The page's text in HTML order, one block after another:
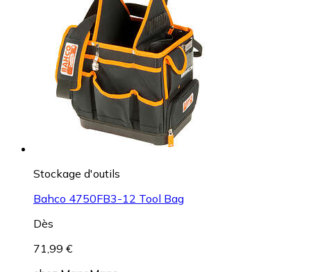
Stockage d'outils
Bahco 4750FB3-12 Tool Bag
Dès
71,99 €